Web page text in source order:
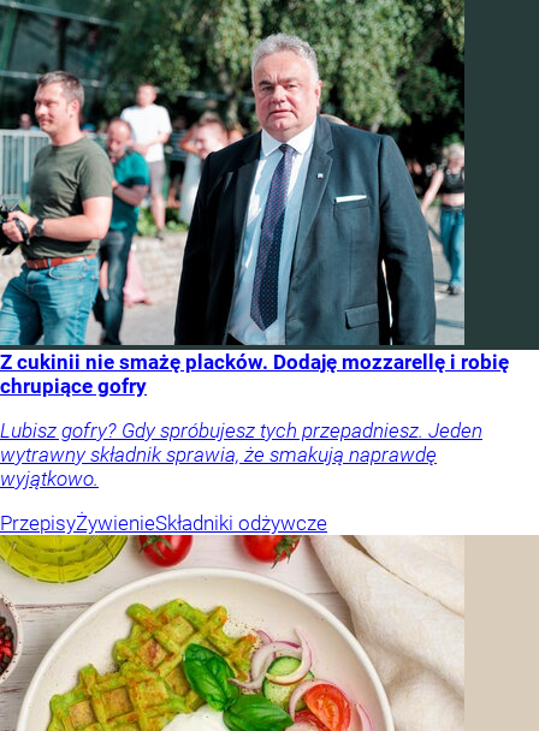
Z cukinii nie smażę placków. Dodaję mozzarellę i robię
chrupiące gofry
Lubisz gofry? Gdy spróbujesz tych przepadniesz. Jeden
wytrawny składnik sprawia, że smakują naprawdę
wyjątkowo.
PrzepisyŻywienieSkładniki odżywcze